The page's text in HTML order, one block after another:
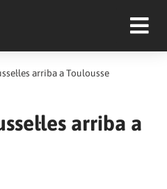
arriba a Toulousse
arriba a